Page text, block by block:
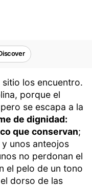
los encuentro.
porque el
se escapa a la
de dignidad:
que conservan;
unos anteojos
no perdonan el
el pelo de un tono
dorso de las